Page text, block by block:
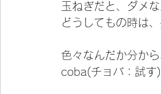
玉ねぎだと、ダメな
どうしてもの時は
色々なんだか分か
coba(チョバ：試